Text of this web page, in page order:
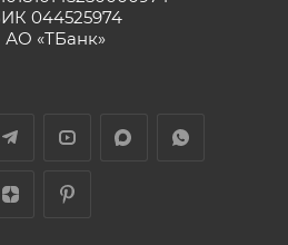
044525974
АО «ТБанк»